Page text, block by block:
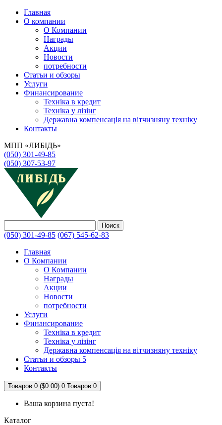
Главная
О компании
О Компании
Награды
Акции
Новости
потребности
Статьи и обзоры
Услуги
Финансирование
Техніка в кредит
Техніка у лізінг
Державна компенсація на вітчизняну техніку
Контакты
МПП «ЛИБІДЬ»
(050) 301-49-85
(050) 307-53-97
Поиск
(050) 301-49-85 (067) 545-62-83
Главная
О Компании
О Компании
Награды
Акции
Новости
потребности
Услуги
Финансирование
Техніка в кредит
Техніка у лізінг
Державна компенсація на вітчизняну техніку
Статьи и обзоры 5
Контакты
Товаров 0 ($0.00) 0 Товаров 0
Ваша корзина пуста!
Каталог